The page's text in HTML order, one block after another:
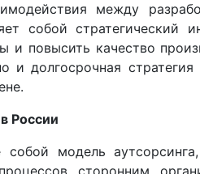
между
собой стратегический
и повысить качество
долгосрочная
России
собой модель